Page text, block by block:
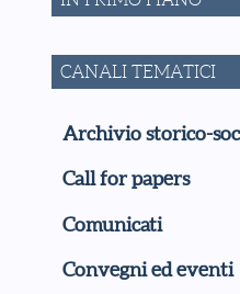
CANALI TEMATICI
Archivio storico-
Call for papers
Comunicati
Convegni ed eventi